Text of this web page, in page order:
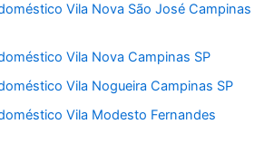
Vila Nova São José Campinas
Vila Nova Campinas SP
Vila Nogueira Campinas SP
Vila Modesto Fernandes